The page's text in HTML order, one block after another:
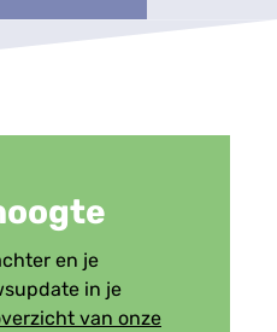
en je
in je
van onze